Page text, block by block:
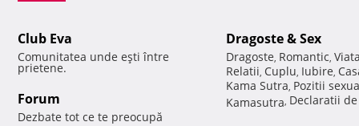
Club Eva
Comunitatea unde eşti între
prietene.
Forum
Dezbate tot ce te preocupă
Dragoste & Sex
Dragoste, Romantic,
Relatii, Cuplu, Iubire,
Kama Sutra, Pozitii
Kamasutra, Declaratii